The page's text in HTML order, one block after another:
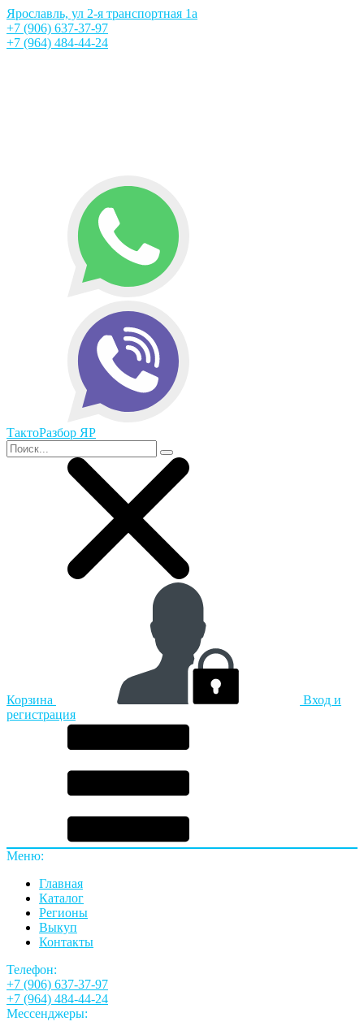
Ярославль, ул 2-я транспортная 1а
+7 (906) 637-37-97
+7 (964) 484-44-24
ТактоРазбор ЯР
Корзина
Вход и
регистрация
Меню:
Главная
Каталог
Регионы
Выкуп
Контакты
Телефон:
+7 (906) 637-37-97
+7 (964) 484-44-24
Мессенджеры: